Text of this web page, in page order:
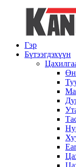
Гэр
Бүтээгдэхүүн